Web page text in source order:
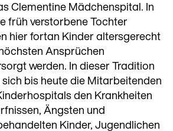
Clementine Mädchenspital. In
früh verstorbene Tochter
hier fortan Kinder altersgerecht
Ansprüchen
werden. In dieser Tradition
bis heute die Mitarbeitenden
den Krankheiten
Ängsten und
Kinder, Jugendlichen